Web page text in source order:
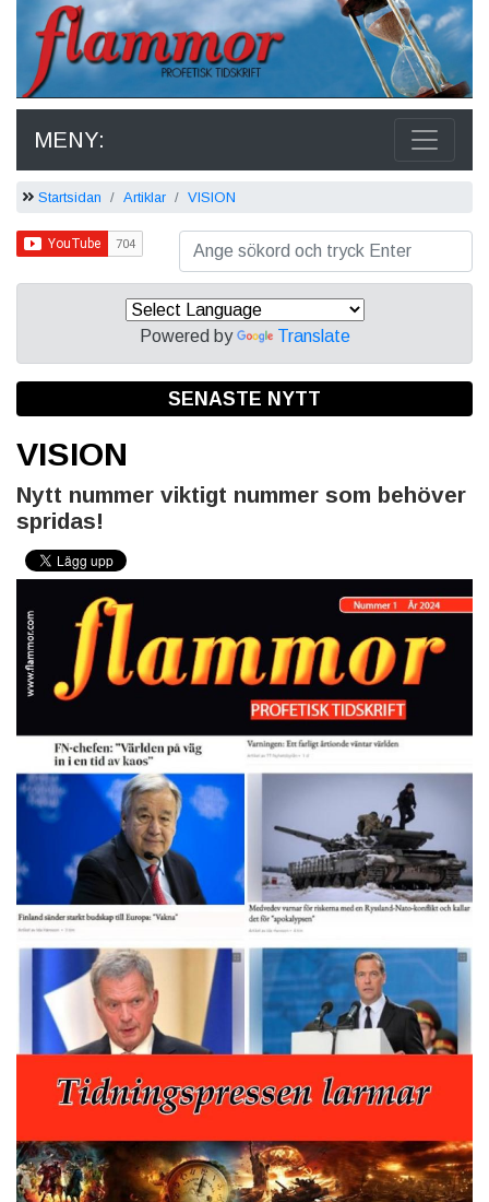
MENY:
Startsidan Artiklar VISION
Powered by Translate
SENASTE NYTT
VISION
Nytt nummer viktigt nummer som behöver
spridas!